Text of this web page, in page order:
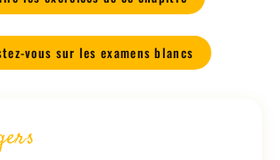
vous sur les examens blancs